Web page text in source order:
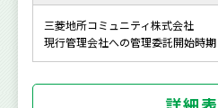
三菱地所コミュニティ株式会社
現行管理会社への管理委託開始時